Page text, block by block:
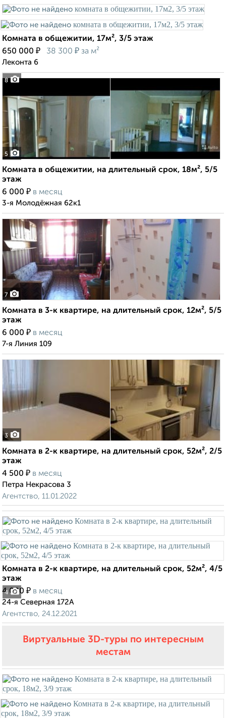
8
Комната в общежитии, 17м², 3/5 этаж
650 000 ₽ 38 300 ₽ за м²
Леконта 6
5
Комната в общежитии, на длительный срок, 18м², 5/5
этаж
6 000 ₽ в месяц
3-я Молодёжная 62к1
7
Комната в 3-к квартире, на длительный срок, 12м², 5/5
этаж
6 000 ₽ в месяц
7-я Линия 109
3
Комната в 2-к квартире, на длительный срок, 52м², 2/5
этаж
4 500 ₽ в месяц
Петра Некрасова 3
Агентство, 11.01.2022
4
Комната в 2-к квартире, на длительный срок, 52м², 4/5
этаж
4 000 ₽ в месяц
24-я Северная 172А
Агентство, 24.12.2021
Виртуальные 3D-туры по интересным
местам